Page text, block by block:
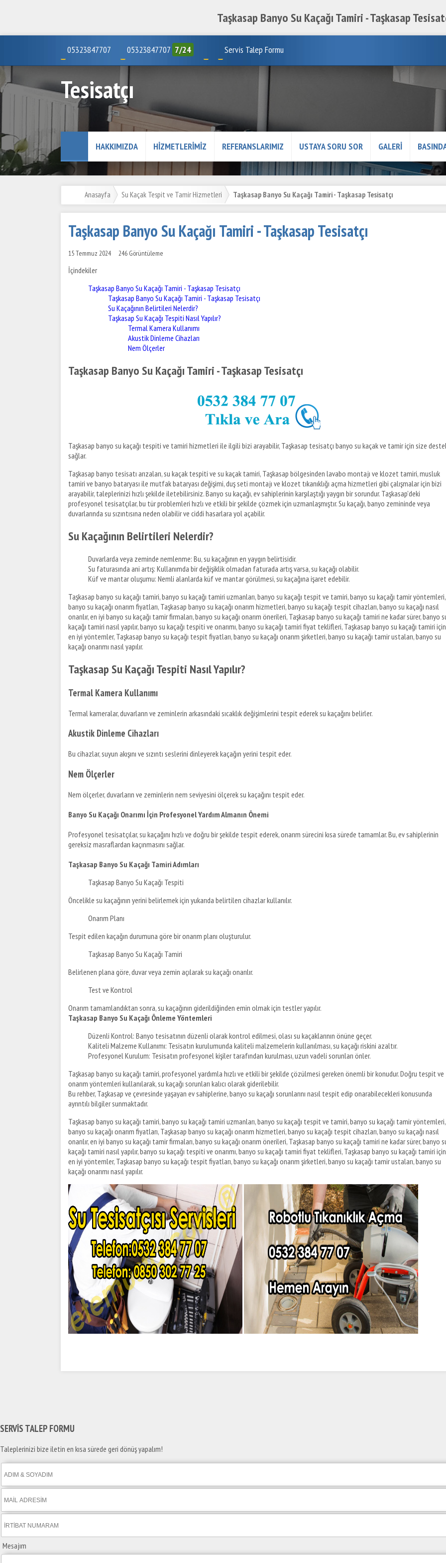
Taşkasap Banyo Su Kaçağı Tamiri - Taşkasap
05323847707 05323847707 7/24 Servis Talep Formu
Tesisatçı
HAKKIMIZDA HIZMETLERIMIZ REFERANSLARIMIZ USTAYA SORU SOR GALERİ
Anasayfa Su Kaçak Tespit ve Tamir Hizmetleri Taşkasap Banyo Su Kaçağı Tamiri - Taşkasap Tesisatçı
Taşkasap Banyo Su Kaçağı Tamiri - Taşkasap Tesisatçı
15 Temmuz 2024 246 Görüntüleme
İçindekiler
Taşkasap Banyo Su Kaçağı Tamiri - Taşkasap Tesisatçı
Taşkasap Banyo Su Kaçağı Tamiri - Taşkasap Tesisatçı
Su Kaçağının Belirtileri Nelerdir?
Taşkasap Su Kaçağı Tespiti Nasıl Yapılır?
Termal Kamera Kullanımı
Akustik Dinleme Cihazları
Nem Ölçerler
Taşkasap Banyo Su Kaçağı Tamiri - Taşkasap Tesisatçı
Taşkasap banyo su kaçağı tespiti ve tamiri hizmetleri ile ilgili bizi arayabilir, Taşkasap tesisatçı banyo su kaçak ve tamir için size
sağlar.
Taşkasap banyo tesisatı arızaları, su kaçak tespiti ve su kaçak tamiri, Taşkasap bölgesinden lavabo montajı ve klozet tamiri, musluk
tamiri ve banyo bataryası ile mutfak bataryası değişimi, duş seti montajı ve klozet tıkanıklığı açma hizmetleri gibi çalışmalar için bizi
arayabilir, taleplerinizi hızlı şekilde iletebilirsiniz. Banyo su kaçağı, ev sahiplerinin karşılaştığı yaygın bir sorundur. Taşkasap'deki
profesyonel tesisatçılar, bu tür problemleri hızlı ve etkili bir şekilde çözmek için uzmanlaşmıştır. Su kaçağı, banyo zemininde veya
duvarlarında su sızıntısına neden olabilir ve ciddi hasarlara yol açabilir.
Su Kaçağının Belirtileri Nelerdir?
Duvarlarda veya zeminde nemlenme: Bu, su kaçağının en yaygın belirtisidir.
Su faturasında ani artış: Kullanımda bir değişiklik olmadan faturada artış varsa, su kaçağı olabilir.
Küf ve mantar oluşumu: Nemli alanlarda küf ve mantar görülmesi, su kaçağına işaret edebilir.
Taşkasap banyo su kaçağı tamiri, banyo su kaçağı tamiri uzmanları, banyo su kaçağı tespit ve tamiri, banyo su kaçağı tamir yöntemleri,
banyo su kaçağı onarım fiyatları, Taşkasap banyo su kaçağı onarım hizmetleri, banyo su kaçağı tespit cihazları, banyo su kaçağı nasıl
onarılır, en iyi banyo su kaçağı tamir firmaları, banyo su kaçağı onarım önerileri, Taşkasap banyo su kaçağı tamiri ne kadar sürer, banyo
kaçağı tamiri nasıl yapılır, banyo su kaçağı tespiti ve onarımı, banyo su kaçağı tamiri fiyat teklifleri, Taşkasap banyo su kaçağı tamiri için
en iyi yöntemler, Taşkasap banyo su kaçağı tespit fiyatları, banyo su kaçağı onarım şirketleri, banyo su kaçağı tamir ustaları, banyo su
kaçağı onarımı nasıl yapılır.
Taşkasap Su Kaçağı Tespiti Nasıl Yapılır?
Termal Kamera Kullanımı
Termal kameralar, duvarların ve zeminlerin arkasındaki sıcaklık değişimlerini tespit ederek su kaçağını belirler.
Akustik Dinleme Cihazları
Bu cihazlar, suyun akışını ve sızıntı seslerini dinleyerek kaçağın yerini tespit eder.
Nem Ölçerler
Nem ölçerler, duvarların ve zeminlerin nem seviyesini ölçerek su kaçağını tespit eder.
Banyo Su Kaçağı Onarımı İçin Profesyonel Yardım Almanın Önemi
Profesyonel tesisatçılar, su kaçağını hızlı ve doğru bir şekilde tespit ederek, onarım sürecini kısa sürede tamamlar. Bu, ev sahiplerinin
gereksiz masraflardan kaçınmasını sağlar.
Taşkasap Banyo Su Kaçağı Tamiri Adımları
Taşkasap Banyo Su Kaçağı Tespiti
Öncelikle su kaçağının yerini belirlemek için yukarıda belirtilen cihazlar kullanılır.
Onarım Planı
Tespit edilen kaçağın durumuna göre bir onarım planı oluşturulur.
Taşkasap Banyo Su Kaçağı Tamiri
Belirlenen plana göre, duvar veya zemin açılarak su kaçağı onarılır.
Test ve Kontrol
Onarım tamamlandıktan sonra, su kaçağının giderildiğinden emin olmak için testler yapılır.
Taşkasap Banyo Su Kaçağı Önleme Yöntemleri
Düzenli Kontrol: Banyo tesisatının düzenli olarak kontrol edilmesi, olası su kaçaklarının önüne geçer.
Kaliteli Malzeme Kullanımı: Tesisatın kurulumunda kaliteli malzemelerin kullanılması, su kaçağı riskini azaltır.
Profesyonel Kurulum: Tesisatın profesyonel kişiler tarafından kurulması, uzun vadeli sorunları önler.
Taşkasap banyo su kaçağı tamiri, profesyonel yardımla hızlı ve etkili bir şekilde çözülmesi gereken önemli bir konudur. Doğru tespit ve
onarım yöntemleri kullanılarak, su kaçağı sorunları kalıcı olarak giderilebilir.
Bu rehber, Taşkasap ve çevresinde yaşayan ev sahiplerine, banyo su kaçağı sorunlarını nasıl tespit edip onarabilecekleri konusunda
ayrıntılı bilgiler sunmaktadır.
Taşkasap banyo su kaçağı tamiri, banyo su kaçağı tamiri uzmanları, banyo su kaçağı tespit ve tamiri, banyo su kaçağı tamir yöntemleri,
banyo su kaçağı onarım fiyatları, Taşkasap banyo su kaçağı onarım hizmetleri, banyo su kaçağı tespit cihazları, banyo su kaçağı nasıl
onarılır, en iyi banyo su kaçağı tamir firmaları, banyo su kaçağı onarım önerileri, Taşkasap banyo su kaçağı tamiri ne kadar sürer, banyo
kaçağı tamiri nasıl yapılır, banyo su kaçağı tespiti ve onarımı, banyo su kaçağı tamiri fiyat teklifleri, Taşkasap banyo su kaçağı tamiri için
en iyi yöntemler, Taşkasap banyo su kaçağı tespit fiyatları, banyo su kaçağı onarım şirketleri, banyo su kaçağı tamir ustaları, banyo su
kaçağı onarımı nasıl yapılır.
SERVİS TALEP FORMU
Taleplerinizi bize iletin en kısa sürede geri dönüş yapalım!
Mesajım